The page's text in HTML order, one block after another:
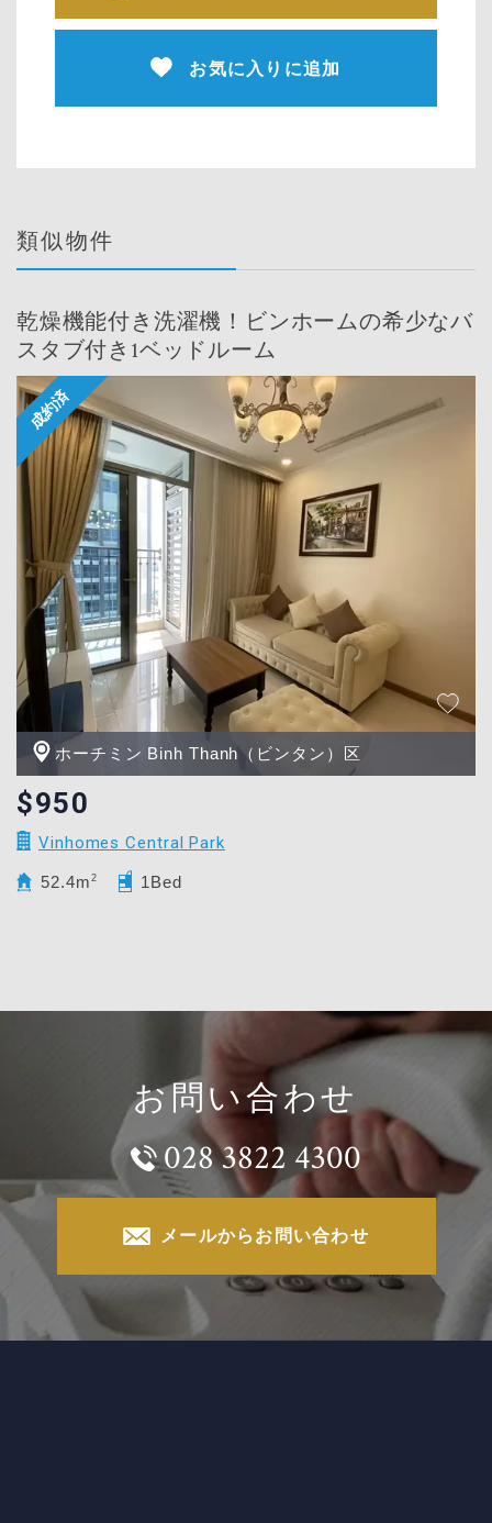
お気に入りに追加
類似物件
乾燥機能付き洗濯機！ビンホームの希少なバ
スタブ付き1ベッドルーム
ホーチミン Binh Thanh（ビンタン）区
$950
Vinhomes Central Park
52.4m 2 1Bed
お問い合わせ
028 3822 4300
メールからお問い合わせ